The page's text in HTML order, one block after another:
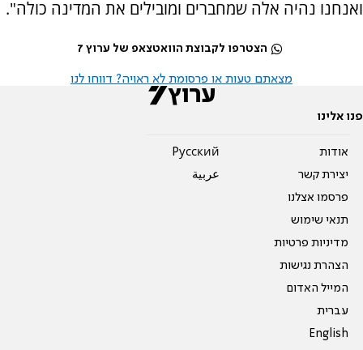
ואנחנו נהיה אלה שמחברים ומובילים את המדינה כולה".
הצטרפו לקבוצת הוואטצאפ של ערוץ 7
מצאתם טעות או פרסומת לא ראויה? דווחו לנו
פנו אלינו
אודות
יצירת קשר
פרסמו אצלנו
תנאי שימוש
מדיניות פרטיות
הצהרת נגישות
המייל האדום
עברית
English
Pусский
عربية